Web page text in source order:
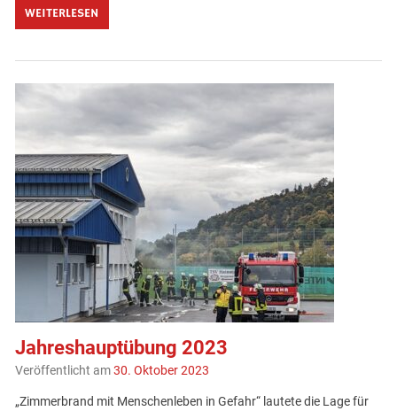
WEITERLESEN
Jahreshauptübung 2023
Veröffentlicht am30. Oktober 2023
„Zimmerbrand mit Menschenleben in Gefahr“ lautete die Lage für